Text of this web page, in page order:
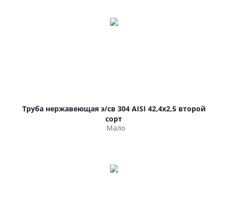
Труба нержавеющая э/св 304 AISI 42,4х2,5 второй
сорт
Мало